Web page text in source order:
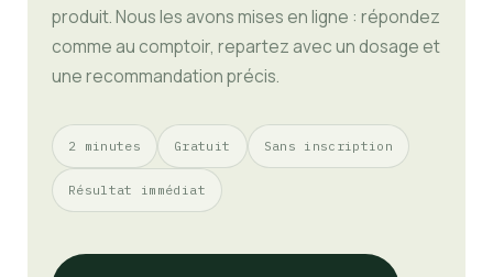
produit. Nous les avons mises en ligne : répondez
comme au comptoir, repartez avec un dosage et
une recommandation précis.
2 minutes Gratuit Sans inscription
Résultat immédiat